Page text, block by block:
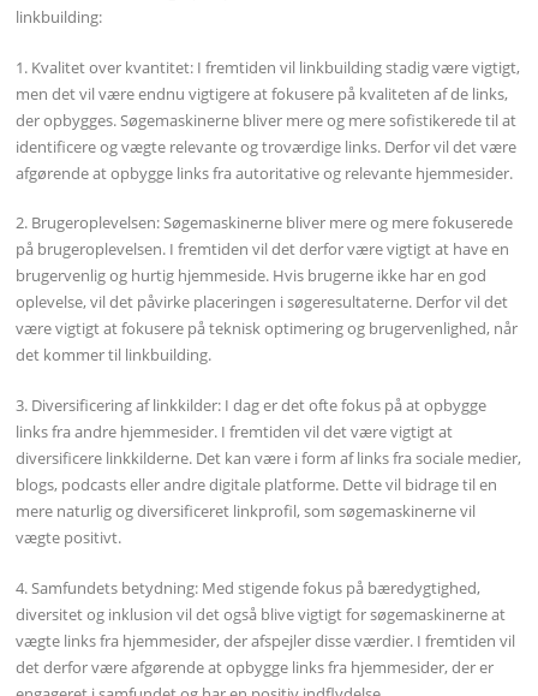
linkbuilding:
1. Kvalitet over kvantitet: I fremtiden vil linkbuilding stadig være vigtigt,
men det vil være endnu vigtigere at fokusere på kvaliteten af de links,
der opbygges. Søgemaskinerne bliver mere og mere sofistikerede til at
identificere og vægte relevante og troværdige links. Derfor vil det være
afgørende at opbygge links fra autoritative og relevante hjemmesider.
2. Brugeroplevelsen: Søgemaskinerne bliver mere og mere fokuserede
på brugeroplevelsen. I fremtiden vil det derfor være vigtigt at have en
brugervenlig og hurtig hjemmeside. Hvis brugerne ikke har en god
oplevelse, vil det påvirke placeringen i søgeresultaterne. Derfor vil det
være vigtigt at fokusere på teknisk optimering og brugervenlighed, når
det kommer til linkbuilding.
3. Diversificering af linkkilder: I dag er det ofte fokus på at opbygge
links fra andre hjemmesider. I fremtiden vil det være vigtigt at
diversificere linkkilderne. Det kan være i form af links fra sociale medier,
blogs, podcasts eller andre digitale platforme. Dette vil bidrage til en
mere naturlig og diversificeret linkprofil, som søgemaskinerne vil
vægte positivt.
4. Samfundets betydning: Med stigende fokus på bæredygtighed,
diversitet og inklusion vil det også blive vigtigt for søgemaskinerne at
vægte links fra hjemmesider, der afspejler disse værdier. I fremtiden vil
det derfor være afgørende at opbygge links fra hjemmesider, der er